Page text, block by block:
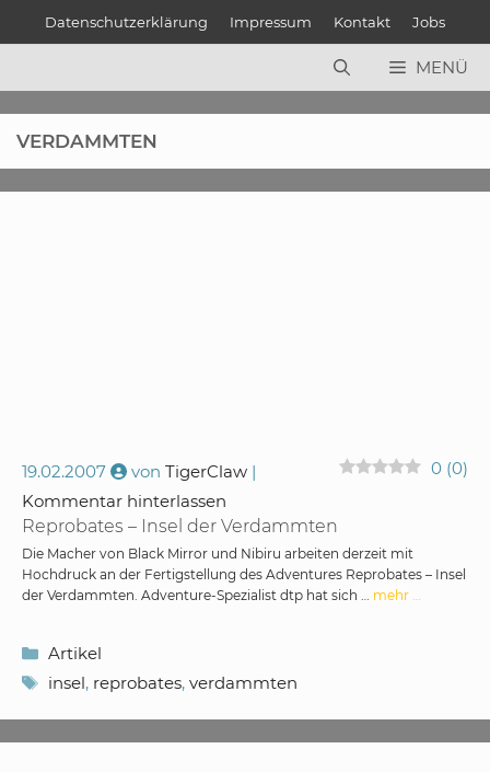
Datenschutzerklärung Impressum Kontakt Jobs
MENÜ
VERDAMMTEN
Reprobates – Insel der Verdammten
19.02.2007 von TigerClaw 0 (0)
Kommentar hinterlassen
Die Macher von Black Mirror und Nibiru arbeiten derzeit mit
Hochdruck an der Fertigstellung des Adventures Reprobates – Insel
der Verdammten. Adventure-Spezialist dtp hat sich … mehr …
Kategorien
Artikel
Schlagwörter
insel, reprobates, verdammten